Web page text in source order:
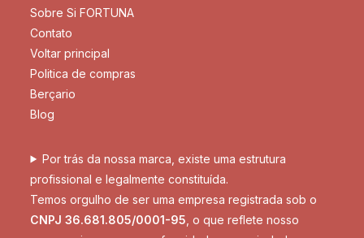
Sobre Si FORTUNA
Contato
Voltar principal
Politica de compras
Berçario
Blog
Por trás da nossa marca, existe uma estrutura
profissional e legalmente constituída.
Temos orgulho de ser uma empresa registrada sob o
CNPJ 36.681.805/0001-95 , o que reflete nosso